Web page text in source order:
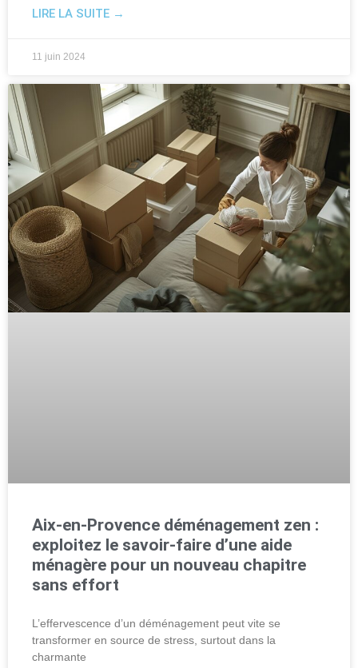
LIRE LA SUITE →
11 juin 2024
Aix-en-Provence déménagement zen :
exploitez le savoir-faire d’une aide
ménagère pour un nouveau chapitre
sans effort
L’effervescence d’un déménagement peut vite se
transformer en source de stress, surtout dans la
charmante